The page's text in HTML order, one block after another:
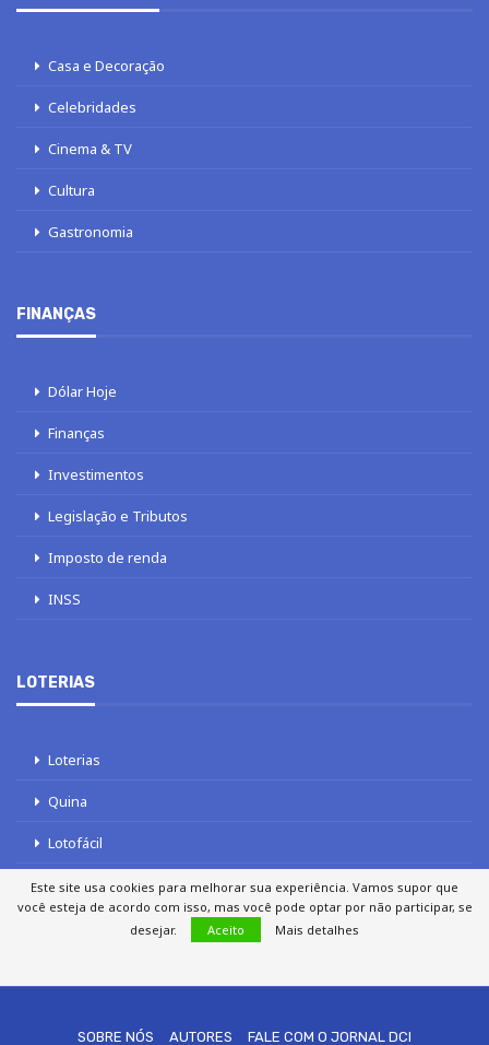
Casa e Decoração
Celebridades
Cinema & TV
Cultura
Gastronomia
FINANÇAS
Dólar Hoje
Finanças
Investimentos
Legislação e Tributos
Imposto de renda
INSS
LOTERIAS
Loterias
Quina
Lotofácil
Mega-Sena
SOBRE NÓS AUTORES FALE COM O JORNAL DCI
Este site usa cookies para melhorar sua experiência. Vamos supor que
você esteja de acordo com isso, mas você pode optar por não participar, se
desejar.
Aceito Mais detalhes